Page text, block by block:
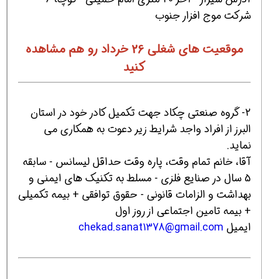
شرکت موج افزار جنوب
موقعیت های شغلی 26 خرداد رو هم مشاهده
کنید
2- گروه صنعتی چکاد جهت تکمیل کادر خود در استان
البرز از افراد واجد شرایط زیر دعوت به همکاری می
نماید.
آقا، خانم تمام وقت، پاره وقت حداقل لیسانس - سابقه
5 سال در صنایع فلزی - مسلط به تکنیک های ایمنی و
بهداشت و الزامات قانونی - حقوق توافقی + بیمه تکمیلی
+ بیمه تامین اجتماعی از روز اول
ایمیل chekad.sanat1378@gmail.com